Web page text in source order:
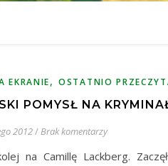
EKRANIE, OSTATNIO
POMYSŁ NA
2012/Brak komentarzy
na Camillę Lackberg.